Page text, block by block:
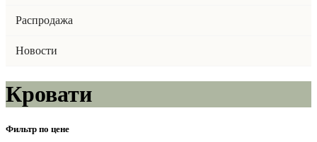
Распродажа
Новости
Кровати
Фильтр по цене